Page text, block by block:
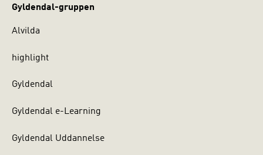
Gyldendal-gruppen
Alvilda
highlight
Gyldendal
Gyldendal e-Learning
Gyldendal Uddannelse